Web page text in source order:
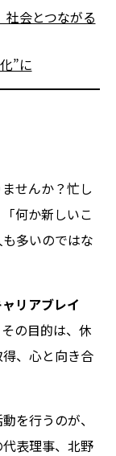
会とつながる
”に
せんか？忙し
何か新しいこ
多いのではな
リアブレイ
の目的は、休
、心と向き合
を行うのが、
代表理事、北野